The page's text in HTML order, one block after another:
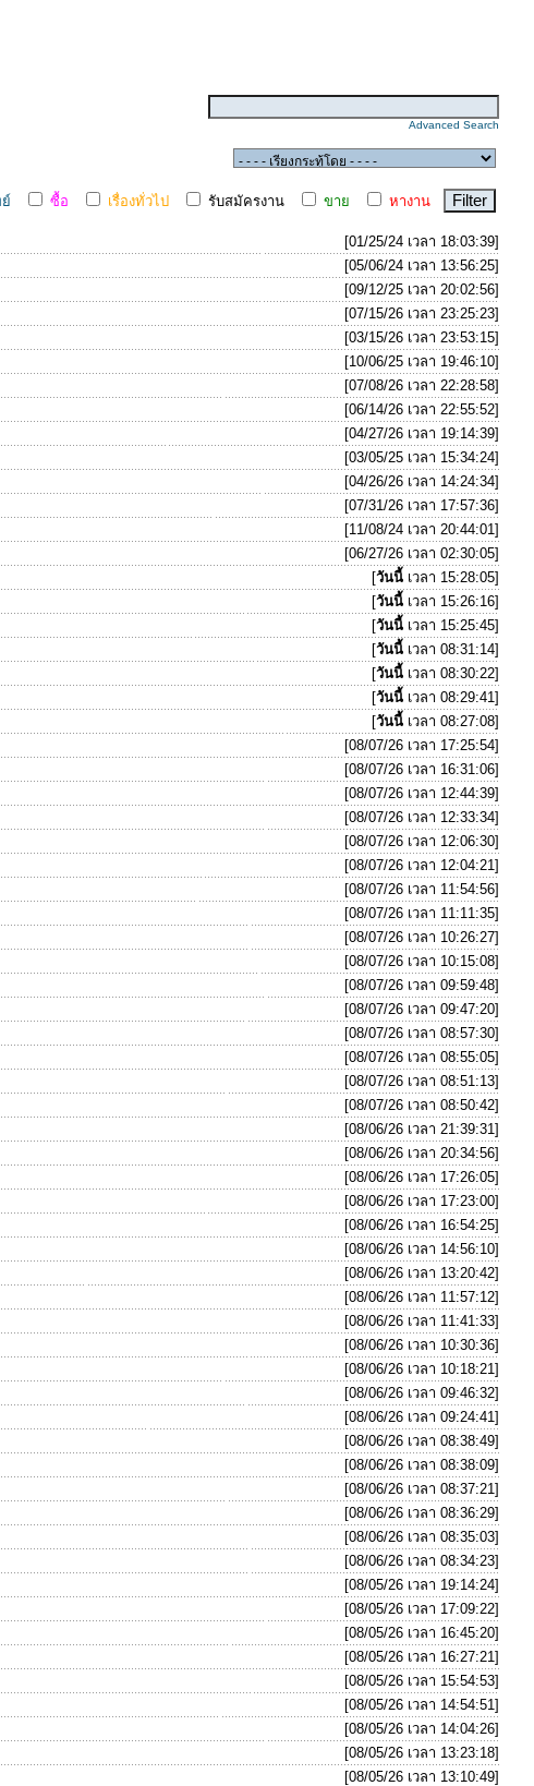
Advanced Search
ย์ ซื้อ เรื่องทั่วไป รับสมัครงาน ขาย หางาน
[01/25/24 เวลา 18:03:39]
[05/06/24 เวลา 13:56:25]
[09/12/25 เวลา 20:02:56]
[07/15/26 เวลา 23:25:23]
[03/15/26 เวลา 23:53:15]
[10/06/25 เวลา 19:46:10]
[07/08/26 เวลา 22:28:58]
[06/14/26 เวลา 22:55:52]
[04/27/26 เวลา 19:14:39]
[03/05/25 เวลา 15:34:24]
[04/26/26 เวลา 14:24:34]
[07/31/26 เวลา 17:57:36]
[11/08/24 เวลา 20:44:01]
[06/27/26 เวลา 02:30:05]
[วันนี้ เวลา 15:28:05]
[วันนี้ เวลา 15:26:16]
[วันนี้ เวลา 15:25:45]
[วันนี้ เวลา 08:31:14]
[วันนี้ เวลา 08:30:22]
[วันนี้ เวลา 08:29:41]
[วันนี้ เวลา 08:27:08]
[08/07/26 เวลา 17:25:54]
[08/07/26 เวลา 16:31:06]
[08/07/26 เวลา 12:44:39]
[08/07/26 เวลา 12:33:34]
[08/07/26 เวลา 12:06:30]
[08/07/26 เวลา 12:04:21]
[08/07/26 เวลา 11:54:56]
[08/07/26 เวลา 11:11:35]
[08/07/26 เวลา 10:26:27]
[08/07/26 เวลา 10:15:08]
[08/07/26 เวลา 09:59:48]
[08/07/26 เวลา 09:47:20]
[08/07/26 เวลา 08:57:30]
[08/07/26 เวลา 08:55:05]
[08/07/26 เวลา 08:51:13]
[08/07/26 เวลา 08:50:42]
[08/06/26 เวลา 21:39:31]
[08/06/26 เวลา 20:34:56]
[08/06/26 เวลา 17:26:05]
[08/06/26 เวลา 17:23:00]
[08/06/26 เวลา 16:54:25]
[08/06/26 เวลา 14:56:10]
[08/06/26 เวลา 13:20:42]
[08/06/26 เวลา 11:57:12]
[08/06/26 เวลา 11:41:33]
[08/06/26 เวลา 10:30:36]
[08/06/26 เวลา 10:18:21]
[08/06/26 เวลา 09:46:32]
[08/06/26 เวลา 09:24:41]
[08/06/26 เวลา 08:38:49]
[08/06/26 เวลา 08:38:09]
[08/06/26 เวลา 08:37:21]
[08/06/26 เวลา 08:36:29]
[08/06/26 เวลา 08:35:03]
[08/06/26 เวลา 08:34:23]
[08/05/26 เวลา 19:14:24]
[08/05/26 เวลา 17:09:22]
[08/05/26 เวลา 16:45:20]
[08/05/26 เวลา 16:27:21]
[08/05/26 เวลา 15:54:53]
[08/05/26 เวลา 14:54:51]
[08/05/26 เวลา 14:04:26]
[08/05/26 เวลา 13:23:18]
[08/05/26 เวลา 13:10:49]